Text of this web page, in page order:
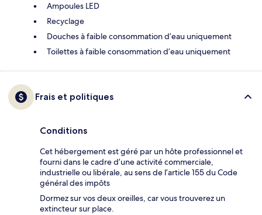
Ampoules LED
Recyclage
Douches à faible consommation d’eau uniquement
Toilettes à faible consommation d’eau uniquement
Frais et politiques
Conditions
Cet hébergement est géré par un hôte professionnel et
fourni dans le cadre d’une activité commerciale,
industrielle ou libérale, au sens de l’article 155 du Code
général des impôts
Dormez sur vos deux oreilles, car vous trouverez un
extincteur sur place.